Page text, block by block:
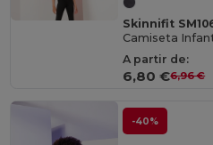
Skinnifit
A partir de:
6,80 €6,96 €
-40%